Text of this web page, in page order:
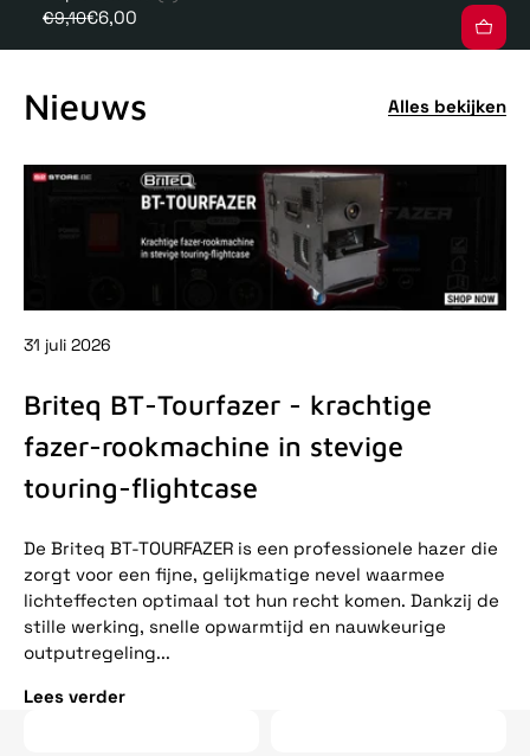
€9,10€6,00
Nieuws Alles bekijken
31 juli 2026
Briteq BT-Tourfazer - krachtige
fazer-rookmachine in stevige
touring-flightcase
De Briteq BT-TOURFAZER is een professionele hazer die
zorgt voor een fijne, gelijkmatige nevel waarmee
lichteffecten optimaal tot hun recht komen. Dankzij de
stille werking, snelle opwarmtijd en nauwkeurige
outputregeling...
Lees verder